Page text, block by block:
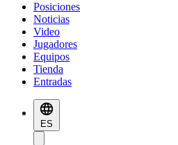
Posiciones
Noticias
Video
Jugadores
Equipos
Tienda
Entradas
ES